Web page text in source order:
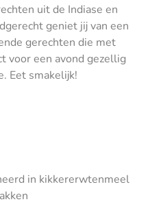
uit de Indiase en
geniet jij van een
gerechten die met
voor een avond gezellig
Eet smakelijk!
in kikkererwtenmeel